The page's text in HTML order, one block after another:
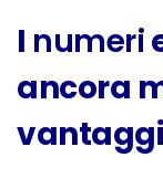
I numeri
ancora